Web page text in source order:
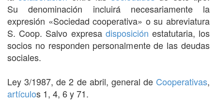
Su denominación incluirá necesariamente la
expresión «Sociedad cooperativa» o su abreviatura
S. Coop. Salvo expresa disposición estatutaria, los
socios no responden personalmente de las deudas
sociales.
Ley 3/1987, de 2 de abril, general de Cooperativas,
artículos 1, 4, 6 y 71.